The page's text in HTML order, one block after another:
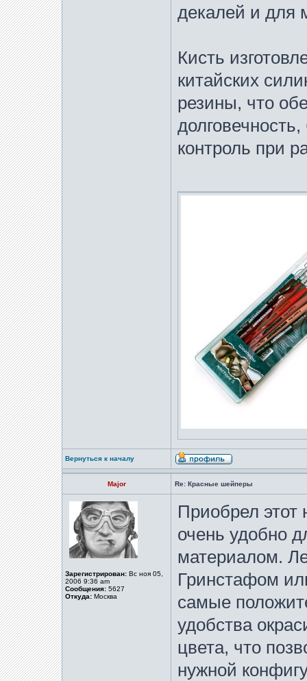
декалей и для
Кисть
китайских
резины, что
контроль при
Вернуться к началу
Major Re: Красные шейперы
Зарегистрирован: Вс ноя 05,
2006 9:36 am
Сообщения: 5627
Откуда: Москва
Приобрел этот
очень удобно
материалом.
Гринстафом
самые
удобства
цвета, что
нужной